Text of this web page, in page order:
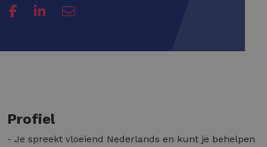
Profiel
- Je spreekt vloeiend Nederlands en kunt je behelpen